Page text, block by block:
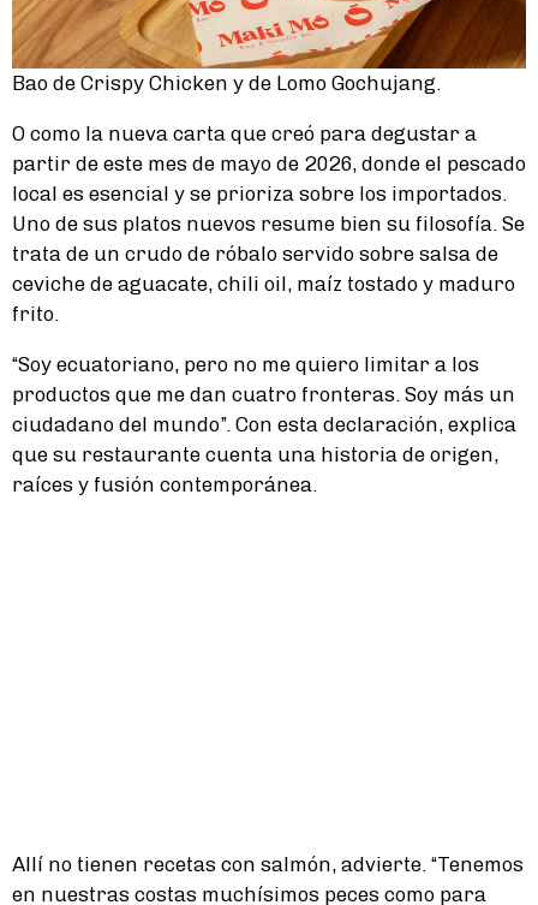
Bao de Crispy Chicken y de Lomo Gochujang.
O como la nueva carta que creó para degustar a
partir de este mes de mayo de 2026, donde el pescado
local es esencial y se prioriza sobre los importados.
Uno de sus platos nuevos resume bien su filosofía. Se
trata de un crudo de róbalo servido sobre salsa de
ceviche de aguacate, chili oil, maíz tostado y maduro
frito.
“Soy ecuatoriano, pero no me quiero limitar a los
productos que me dan cuatro fronteras. Soy más un
ciudadano del mundo”. Con esta declaración, explica
que su restaurante cuenta una historia de origen,
raíces y fusión contemporánea.
Allí no tienen recetas con salmón, advierte. “Tenemos
en nuestras costas muchísimos peces como para